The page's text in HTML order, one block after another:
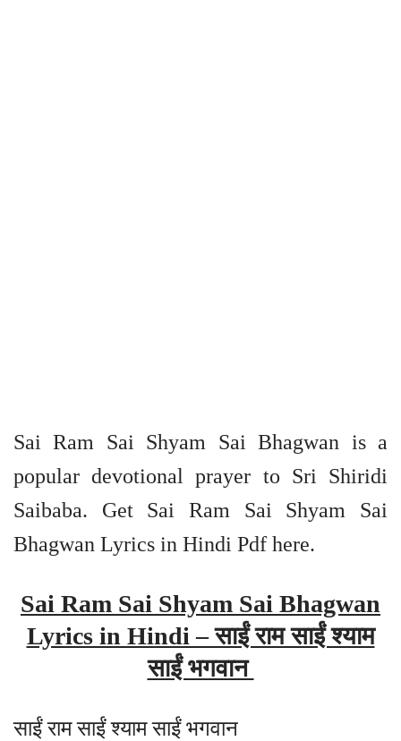
Sai Ram Sai Shyam Sai Bhagwan is a
popular devotional prayer to Sri Shiridi
Saibaba. Get Sai Ram Sai Shyam Sai
Bhagwan Lyrics in Hindi Pdf here.
Sai Ram Sai Shyam Sai Bhagwan
Lyrics in Hindi – साईं राम साईं श्याम
साईं भगवान
साईं राम साईं श्याम साईं भगवान